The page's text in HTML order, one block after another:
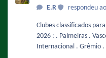
E.R respondeu
Clubes classificados
2026 : . Palmeiras .
Internacional . Grêmio .